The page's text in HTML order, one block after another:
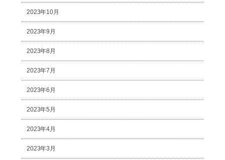
2023年10月
2023年9月
2023年8月
2023年7月
2023年6月
2023年5月
2023年4月
2023年3月